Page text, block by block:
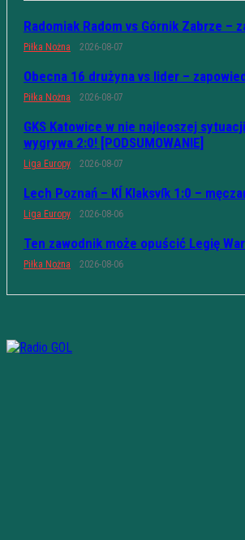
Radomiak Radom vs Górnik Zabrze –
Piłka Nożna 2026-08-07
Obecna 16 drużyna vs lider –
Piłka Nożna 2026-08-07
GKS Katowice w nie najleoszej
wygrywa 2:0! [PODSUMOWANIE]
Liga Europy 2026-08-07
Lech Poznań – KÍ Klaksvík 1:0 –
Liga Europy 2026-08-06
Ten zawodnik może opuścić Legię
Piłka Nożna 2026-08-06